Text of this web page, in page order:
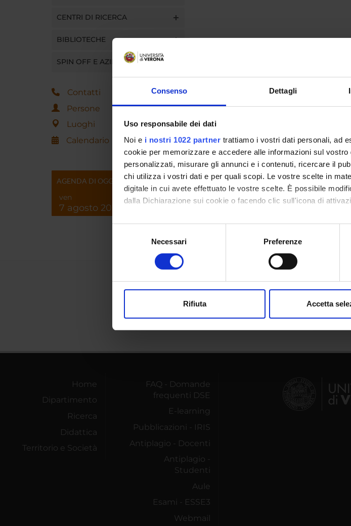
Consenso Dettagli
Uso responsabile dei dati
Noi e i nostri 1022 partner trattiamo i vostri dati personali, ad
cookie per memorizzare e accedere alle informazioni sul
personalizzati, misurare gli annunci e i contenuti, ricercare il
chi utilizza i vostri dati e per quali scopi. Le vostre scelte in
digitale in cui avete effettuato le vostre scelte. È possibile
dalla Dichiarazione sui cookie o facendo clic sull'icona di
Con il tuo consenso, vorremmo anche:
raccogliere informazioni sulla tua posizione geografica,
digitali).
modificare o ritirare il tuo consenso in qualsiasi momento dalla
Necessari Preferenze
Rifiuta Accetta
CENTRI DI RICERCA
BIBLIOTECHE
SPIN OFF E AZIENDE
Contatti
Persone
Luoghi
Calendario
AGENDA DI OGGI
ven
7 agosto 2026
Home
Dipartimento
Ricerca
Didattica
Territorio e Società
FAQ - Domande
frequenti DSE
E-learning
Pubblicazioni - IRIS
Antiplagio - Docenti
Antiplagio -
Studenti
Aule
Esami - ESSE3
Webmail